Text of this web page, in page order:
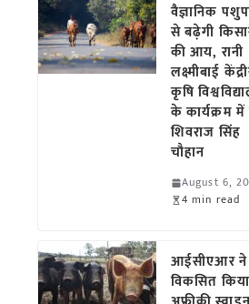
वैज्ञानिक
से बढ़ेगी
की आय, रानी
लक्ष्मीबाई
कृषि
के कार्यक्रम
शिवराज सिंह
चौहान
August 6,
4 min read
आईसीएआर ने
विकसित किया